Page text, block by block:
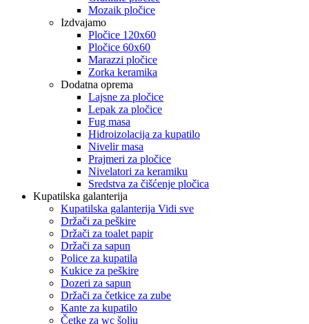
Mozaik pločice
Izdvajamo
Pločice 120x60
Pločice 60x60
Marazzi pločice
Zorka keramika
Dodatna oprema
Lajsne za pločice
Lepak za pločice
Fug masa
Hidroizolacija za kupatilo
Nivelir masa
Prajmeri za pločice
Nivelatori za keramiku
Sredstva za čišćenje pločica
Kupatilska galanterija
Kupatilska galanterija Vidi sve
Držači za peškire
Držači za toalet papir
Držači za sapun
Police za kupatila
Kukice za peškire
Dozeri za sapun
Držači za četkice za zube
Kante za kupatilo
Četke za wc šolju